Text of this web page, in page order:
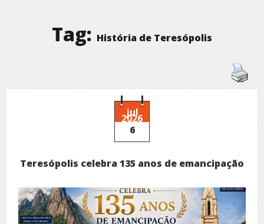
Tag: História de Teresópolis
jul
2026
6
Teresópolis celebra 135 anos de emancipação